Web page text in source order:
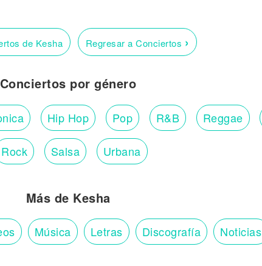
de Kesha Regresar a Conciertos ›
Conciertos por género
Hip Hop Pop R&B Reggae
Rock Salsa Urbana
Más de Kesha
Música Letras Discografía Noticias